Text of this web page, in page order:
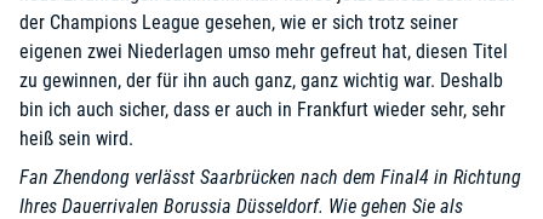
der Champions League gesehen, wie er sich trotz seiner
eigenen zwei Niederlagen umso mehr gefreut hat, diesen Titel
zu gewinnen, der für ihn auch ganz, ganz wichtig war. Deshalb
bin ich auch sicher, dass er auch in Frankfurt wieder sehr, sehr
heiß sein wird.
Fan Zhendong verlässt Saarbrücken nach dem Final4 in Richtung
Ihres Dauerrivalen Borussia Düsseldorf. Wie gehen Sie als